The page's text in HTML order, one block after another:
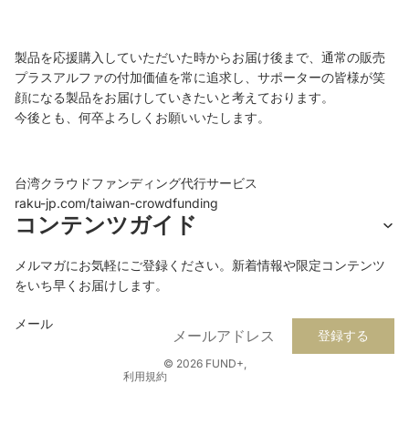
製品を応援購入していただいた時からお届け後まで、 通常の販売
プラスアルファの付加価値を常に追求し、 サポーターの皆様が笑
顔になる製品をお届けしていきたいと考えております。
今後とも、何卒よろしくお願いいたします。
台湾クラウドファンディング代行サービス
raku-jp.com/taiwan-crowdfunding
コンテンツガイド
メルマガにお気軽にご登録ください。新着情報や限定コンテンツ
をいち早くお届けします。
メール
登録する
© 2026 FUND+,
利用規約
プライバシーポリシー
利用規約
配送ポリシー
特定商取引法に基づく表記